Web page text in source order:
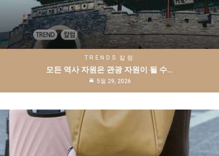
TRENDS 칼럼
모든 역사 자원은 관광 자원이 될 수…
5월 29, 2026